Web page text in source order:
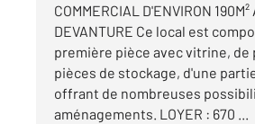
COMMERCIAL D'ENVIRON
DEVANTURE Ce local est
première pièce avec vitrine, de
pièces de stockage, d'une
offrant de nombreuses
aménagements. LOYER : 670 ...